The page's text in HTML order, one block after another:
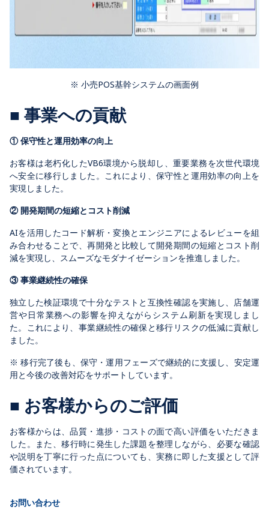
※ 小売POS基幹システムの画面例
■ 事業への貢献
① 保守性と運用効率の向上
お客様は老朽化したVB6環境から脱却し、重要業務を次世代環境
へ安全に移行しました。これにより、保守性と運用効率の向上を
実現しました。
② 開発期間の短縮とコスト削減
AIを活用したコード解析・変換とエンジニアによるレビューを組
み合わせることで、再開発と比較して開発期間の短縮とコスト削
減を実現し、スムーズなモダナイゼーションを推進しました。
③ 事業継続性の確保
独立した検証環境で十分なテストと互換性確認を実施し、店舗運
営や日常業務への影響を抑えながらシステム刷新を実現しまし
た。これにより、事業継続性の確保と移行リスクの低減に貢献し
ました。
※移行完了後も、保守・運用フェーズで継続的に支援し、安定運
用と今後の改善対応をサポートしています。
■ お客様からのご評価
お客様からは、品質・進捗・コストの面で高い評価をいただきま
した。 また、移行時に発生した課題を整理しながら、必要な確認
や説明を丁寧に行った点についても、実務に即した支援として評
価されています。
お問い合わせ